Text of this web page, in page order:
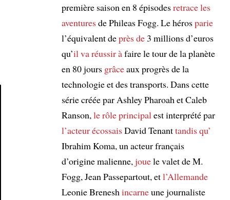
première saison en 8 épisodesretrace les
aventuresde Phileas Fogg. Le hérosparie
l’équivalent deprès de3 millions d’euros
qu’il va réussir àfaire le tour de la planète
en 80 jours grâceaux progrès de la
technologie et des transports. Dans cette
série créée par Ashley Pharoah et Caleb
Ranson, le rôle principal est interprété par
l’acteur écossaisDavid Tenanttandis qu’
Ibrahim Koma, un acteur français
d’origine malienne, jouele valet de M.
Fogg, Jean Passepartout, etl’Allemande
Leonie Brenesh incarneune journaliste